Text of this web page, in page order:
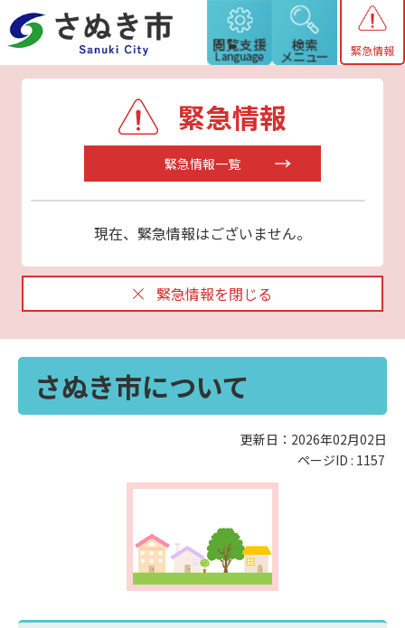
緊急情報
緊急情報
緊急情報一覧
現在、緊急情報はございません。
緊急情報を閉じる
さぬき市について
更新日：2026年02月02日
ページID : 1157